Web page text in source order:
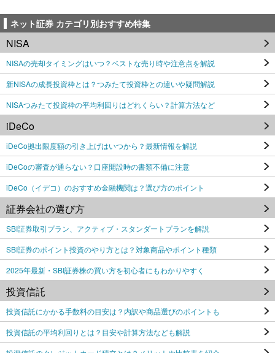
ネット証券 カテゴリ別おすすめ特集
NISA
NISAの売却タイミングはいつ？ベストな売り時や注意点を解説
新NISAの成長投資枠とは？つみたて投資枠との違いや疑問解説
NISAつみたて投資枠の平均利回りはどれくらい？計算方法など
iDeCo
iDeCo拠出限度額の引き上げはいつから？最新情報を解説
iDeCoの審査が通らない？口座開設時の書類不備に注意
iDeCo（イデコ）のおすすめ金融機関は？選び方のポイント
証券会社の選び方
SBI証券取引プラン、アクティブ・スタンダートプランを解説
SBI証券のポイント投資のやり方とは？対象商品やポイント種類
2025年最新・SBI証券株の買い方を初心者にもわかりやすく
投資信託
投資信託にかかる手数料の目安は？内訳や商品選びのポイントも
投資信託の平均利回りとは？目安や計算方法なども解説